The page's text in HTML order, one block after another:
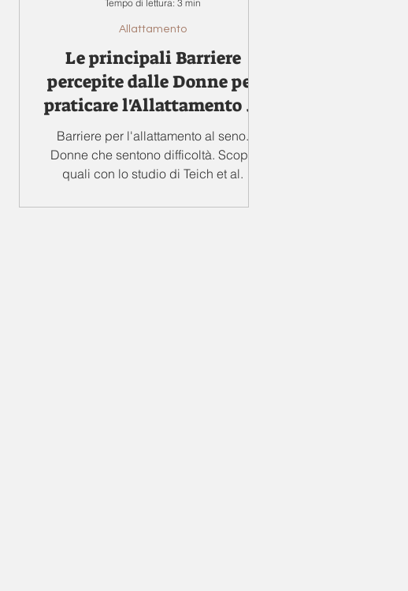
Le principali Barriere
percepite dalle Donne per
praticare l'Allattamento al
seno
Barriere per l'allattamento al seno.
Donne che sentono difficoltà. Scopri
quali con lo studio di Teich et al.
Allattamento
Tempo di lettura: 3 min